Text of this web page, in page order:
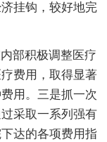
挂钩，较好地完
部积极调整医疗
费用，取得显著
用。三是抓一次
采取一系列强有
达的各项费用指